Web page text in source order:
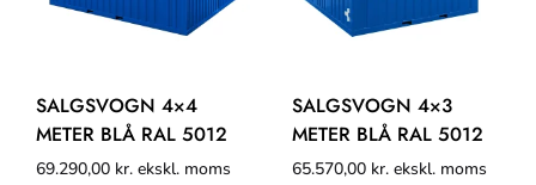
SALGSVOGN 4×4
METER BLÅ RAL 5012
69.290,00 kr. ekskl. moms
SALGSVOGN 4×3
METER BLÅ RAL 5012
65.570,00 kr. ekskl. moms